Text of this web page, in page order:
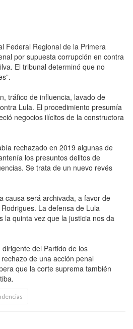
Federal Regional de la Primera
por supuesta corrupción en contra
El tribunal determinó que no
tráfico de influencia, lavado de
Lula. El procedimiento presumía
negocios ilícitos de la constructora
rechazado en 2019 algunas de
los presuntos delitos de
Se trata de un nuevo revés
causa será archivada, a favor de
La defensa de Lula
la quinta vez que la justicia nos da
del Partido de los
de una acción penal
que la corte suprema también